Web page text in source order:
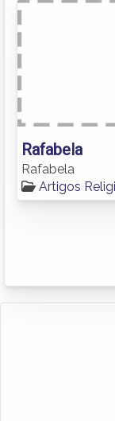
Rafabela
Rafabela
Artigos